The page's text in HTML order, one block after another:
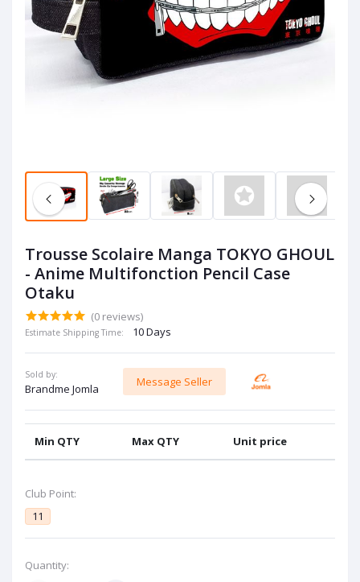
Trousse Scolaire Manga TOKYO GHOUL
- Anime Multifonction Pencil Case
Otaku
(0 reviews)
Estimate Shipping Time: 10 Days
Sold by:
Brandme Jomla
Message Seller
Min QTY Max QTY Unit price
Club Point:
11
Quantity: